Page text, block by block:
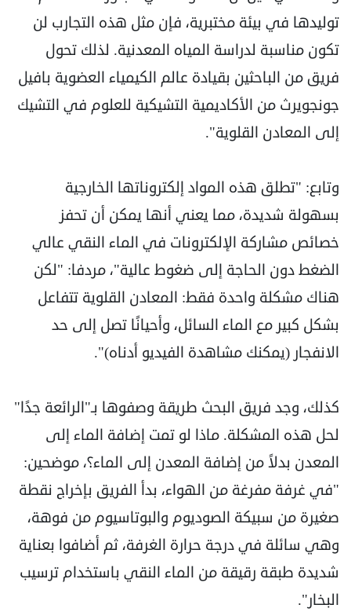
توليدها في بيئة مختبرية، فإن مثل هذه التجارب لن
تكون مناسبة لدراسة المياه المعدنية. لذلك تحول
فريق من الباحثين بقيادة عالم الكيمياء العضوية بافيل
جونجويرث من الأكاديمية التشيكية للعلوم في التشيك
إلى المعادن القلوية".
وتابع: "تطلق هذه المواد إلكتروناتها الخارجية
بسهولة شديدة، مما يعني أنها يمكن أن تحفز
خصائص مشاركة الإلكترونات في الماء النقي عالي
الضغط دون الحاجة إلى ضغوط عالية"، مردفا: "لكن
هناك مشكلة واحدة فقط: المعادن القلوية تتفاعل
بشكل كبير مع الماء السائل، وأحيانًا تصل إلى حد
الانفجار (يمكنك مشاهدة الفيديو أدناه)".
كذلك، وجد فريق البحث طريقة وصفوها بـ"الرائعة جدًا"
لحل هذه المشكلة. ماذا لو تمت إضافة الماء إلى
المعدن بدلاً من إضافة المعدن إلى الماء؟، موضحين:
"في غرفة مفرغة من الهواء، بدأ الفريق بإخراج نقطة
صغيرة من سبيكة الصوديوم والبوتاسيوم من فوهة،
وهي سائلة في درجة حرارة الغرفة، ثم أضافوا بعناية
شديدة طبقة رقيقة من الماء النقي باستخدام ترسيب
البخار".